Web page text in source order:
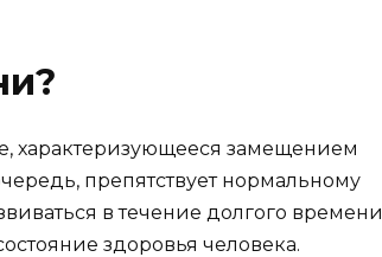
характеризующееся замещением
препятствует нормальному
в течение долгого времени
здоровья человека.